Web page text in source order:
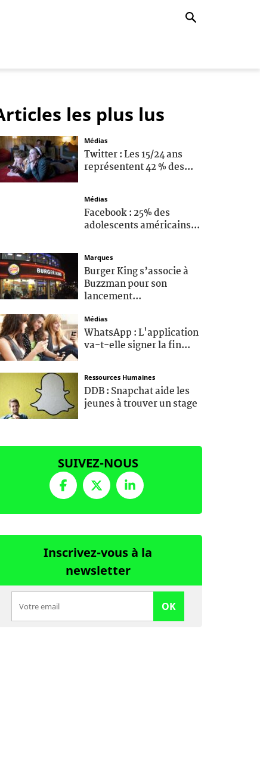
les plus lus
Médias
Twitter : Les 15/24 ans
représentent 42 % des...
Médias
Facebook : 25% des
adolescents américains...
Marques
Burger King s’associe à
Buzzman pour son
lancement...
Médias
WhatsApp : L'application
va-t-elle signer la fin...
Ressources Humaines
DDB : Snapchat aide les
jeunes à trouver un stage
SUIVEZ-NOUS
Inscrivez-vous à la
newsletter
OK